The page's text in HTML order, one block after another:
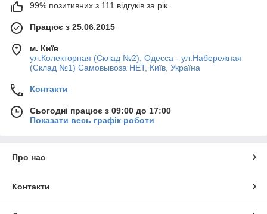
99% позитивних з 111 відгуків за рік
Працює з 25.06.2015
м. Київ
ул.Колекторная (Склад №2), Одесса - ул.Набережная
(Склад №1) Самовывоза НЕТ, Київ, Україна
Контакти
Сьогодні працює з 09:00 до 17:00
Показати весь графік роботи
Про нас
Контакти